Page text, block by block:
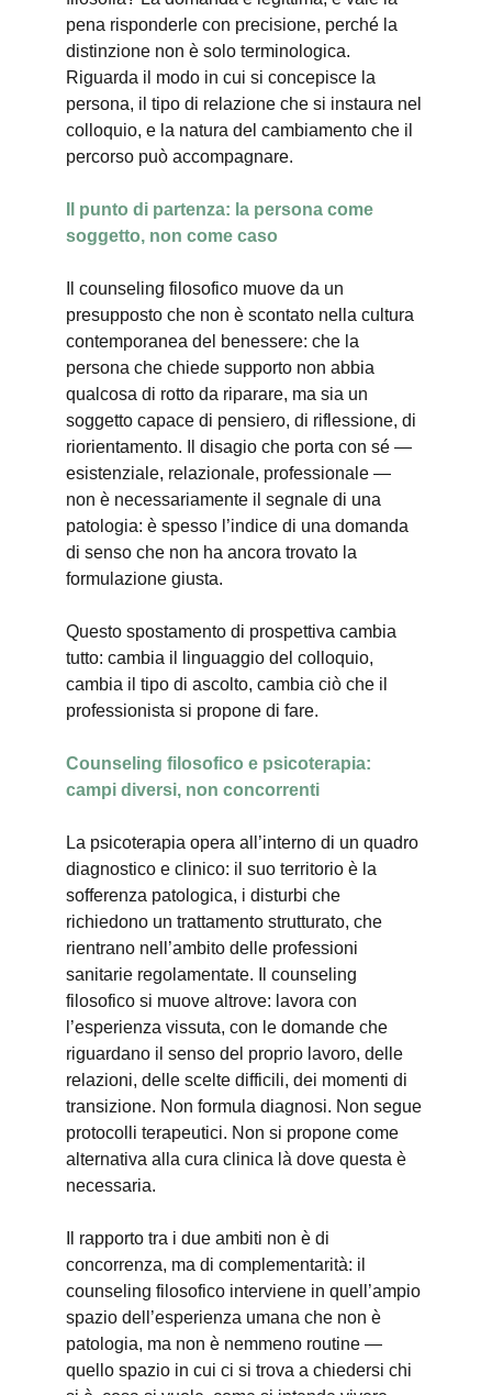
pena risponderle con precisione, perché la
distinzione non è solo terminologica.
Riguarda il modo in cui si concepisce la
persona, il tipo di relazione che si instaura nel
colloquio, e la natura del cambiamento che il
percorso può accompagnare.
Il punto di partenza: la persona come
soggetto, non come caso
Il counseling filosofico muove da un
presupposto che non è scontato nella cultura
contemporanea del benessere: che la
persona che chiede supporto non abbia
qualcosa di rotto da riparare, ma sia un
soggetto capace di pensiero, di riflessione, di
riorientamento. Il disagio che porta con sé —
esistenziale, relazionale, professionale —
non è necessariamente il segnale di una
patologia: è spesso l’indice di una domanda
di senso che non ha ancora trovato la
formulazione giusta.
Questo spostamento di prospettiva cambia
tutto: cambia il linguaggio del colloquio,
cambia il tipo di ascolto, cambia ciò che il
professionista si propone di fare.
Counseling filosofico e psicoterapia:
campi diversi, non concorrenti
La psicoterapia opera all’interno di un quadro
diagnostico e clinico: il suo territorio è la
sofferenza patologica, i disturbi che
richiedono un trattamento strutturato, che
rientrano nell’ambito delle professioni
sanitarie regolamentate. Il counseling
filosofico si muove altrove: lavora con
l’esperienza vissuta, con le domande che
riguardano il senso del proprio lavoro, delle
relazioni, delle scelte difficili, dei momenti di
transizione. Non formula diagnosi. Non segue
protocolli terapeutici. Non si propone come
alternativa alla cura clinica là dove questa è
necessaria.
Il rapporto tra i due ambiti non è di
concorrenza, ma di complementarità: il
counseling filosofico interviene in quell’ampio
spazio dell’esperienza umana che non è
patologia, ma non è nemmeno routine —
quello spazio in cui ci si trova a chiedersi chi